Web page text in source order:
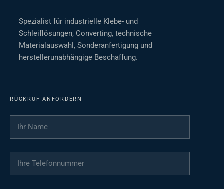
Spezialist für industrielle Klebe- und
Schleiflösungen, Converting, technische
Materialauswahl, Sonderanfertigung und
herstellerunabhängige Beschaffung.
RÜCKRUF ANFORDERN
Ihr Name
Ihre Telefonnummer